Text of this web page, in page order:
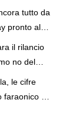
tutto da
pronto al
il rilancio
no del
le cifre
e